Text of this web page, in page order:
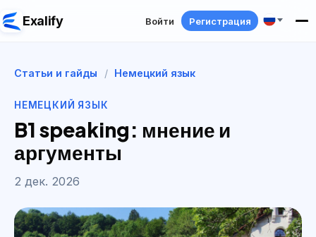
Exalify Войти Регистрация
Статьи и гайды / Немецкий язык
НЕМЕЦКИЙ ЯЗЫК
B1 speaking: мнение и
аргументы
2 дек. 2026